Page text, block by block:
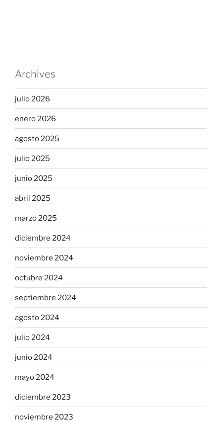
Archives
julio 2026
enero 2026
agosto 2025
julio 2025
junio 2025
abril 2025
marzo 2025
diciembre 2024
noviembre 2024
octubre 2024
septiembre 2024
agosto 2024
julio 2024
junio 2024
mayo 2024
diciembre 2023
noviembre 2023